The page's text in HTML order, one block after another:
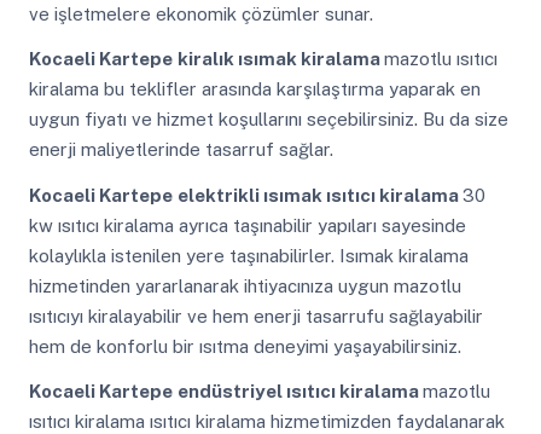
ve işletmelere ekonomik çözümler sunar.
Kocaeli Kartepe kiralık ısımak kiralamamazotlu ısıtıcı
kiralama bu teklifler arasında karşılaştırma yaparak en
uygun fiyatı ve hizmet koşullarını seçebilirsiniz. Bu da size
enerji maliyetlerinde tasarruf sağlar.
Kocaeli Kartepe elektrikli ısımak ısıtıcı kiralama30
kw ısıtıcı kiralama ayrıca taşınabilir yapıları sayesinde
kolaylıkla istenilen yere taşınabilirler. Isımak kiralama
hizmetinden yararlanarak ihtiyacınıza uygun mazotlu
ısıtıcıyı kiralayabilir ve hem enerji tasarrufu sağlayabilir
hem de konforlu bir ısıtma deneyimi yaşayabilirsiniz.
Kocaeli Kartepe endüstriyel ısıtıcı kiralamamazotlu
ısıtıcı kiralama ısıtıcı kiralama hizmetimizden faydalanarak